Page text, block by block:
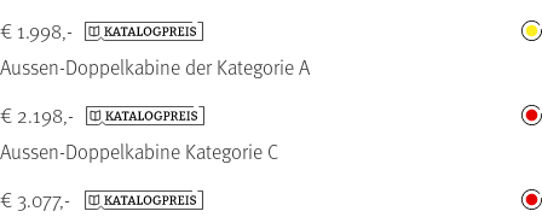
Aussen-Doppelkabine der Kategorie A
€ 1.998,-
Aussen-Doppelkabine Kategorie C
€ 2.198,-
€ 3.077,-